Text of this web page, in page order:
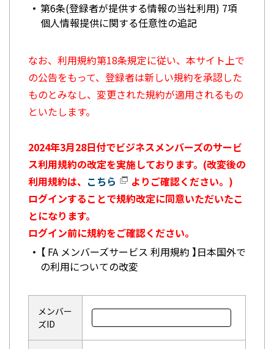
第6条(登録者が提供する情報の当社利用) 7項
個人情報提供に関する任意性の追記
なお、利用規約第18条規定に従い、本サイト上で
の公告をもって、登録者は新しい規約を承認した
ものとみなし、変更された規約が適用されるもの
といたします。
2024年3月28日付でビジネスメンバーズのサービ
ス利用規約の改定を実施しております。(改変後の
利用規約は、 こちら
よりご確認ください。)
ログインすることで規約改定に同意いただいたこ
とになります。
ログイン前に規約をご確認ください。
【 FA メンバーズサービス 利用規約 】日本国外で
の利用についての改変
メンバー
ズID